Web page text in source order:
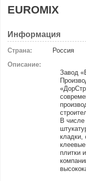
EUROMIX
Информация
Страна:
Россия
Описание:
Завод
В числе
кладки,
плитки